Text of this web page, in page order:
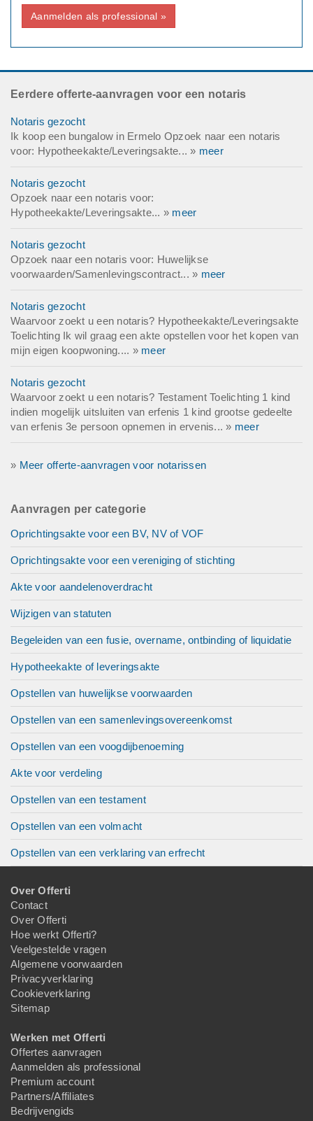
Aanmelden als professional »
Eerdere offerte-aanvragen voor een notaris
Notaris gezocht
Ik koop een bungalow in Ermelo Opzoek naar een notaris
voor: Hypotheekakte/Leveringsakte... » meer
Notaris gezocht
Opzoek naar een notaris voor:
Hypotheekakte/Leveringsakte... » meer
Notaris gezocht
Opzoek naar een notaris voor: Huwelijkse
voorwaarden/Samenlevingscontract... » meer
Notaris gezocht
Waarvoor zoekt u een notaris? Hypotheekakte/Leveringsakte
Toelichting Ik wil graag een akte opstellen voor het kopen van
mijn eigen koopwoning.... » meer
Notaris gezocht
Waarvoor zoekt u een notaris? Testament Toelichting 1 kind
indien mogelijk uitsluiten van erfenis 1 kind grootse gedeelte
van erfenis 3e persoon opnemen in ervenis... » meer
» Meer offerte-aanvragen voor notarissen
Aanvragen per categorie
Oprichtingsakte voor een BV, NV of VOF
Oprichtingsakte voor een vereniging of stichting
Akte voor aandelenoverdracht
Wijzigen van statuten
Begeleiden van een fusie, overname, ontbinding of liquidatie
Hypotheekakte of leveringsakte
Opstellen van huwelijkse voorwaarden
Opstellen van een samenlevingsovereenkomst
Opstellen van een voogdijbenoeming
Akte voor verdeling
Opstellen van een testament
Opstellen van een volmacht
Opstellen van een verklaring van erfrecht
Over Offerti
Contact
Over Offerti
Hoe werkt Offerti?
Veelgestelde vragen
Algemene voorwaarden
Privacyverklaring
Cookieverklaring
Sitemap
Werken met Offerti
Offertes aanvragen
Aanmelden als professional
Premium account
Partners/Affiliates
Bedrijvengids